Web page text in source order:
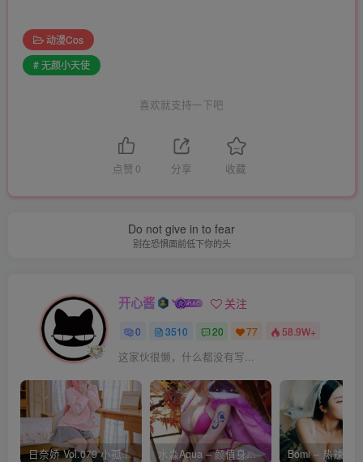
动漫Cos
# 无颜小天使
喜欢就支持一下吧
点赞 0 分享 收藏
Do not give in to fear
别在恐惧面前低下你的头
开心酱 关注
0 3510 20 77 58.9W+
这家伙很懒，什么都没有写...
日奈娇 Vol.079 小孤独 [134P-1.84GB] 水淼Aqua – 颜值身材双在线 火爆日本 Cos写真作品合集